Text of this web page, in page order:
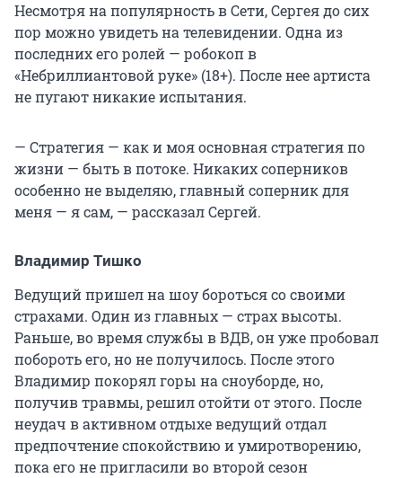
Несмотря на популярность в Сети, Сергея до сих
пор можно увидеть на телевидении. Одна из
последних его ролей — робокоп в
«Небриллиантовой руке» (18+). После нее артиста
не пугают никакие испытания.
— Стратегия — как и моя основная стратегия по
жизни — быть в потоке. Никаких соперников
особенно не выделяю, главный соперник для
меня — я сам, — рассказал Сергей.
Владимир Тишко
Ведущий пришел на шоу бороться со своими
страхами. Один из главных — страх высоты.
Раньше, во время службы в ВДВ, он уже пробовал
побороть его, но не получилось. После этого
Владимир покорял горы на сноуборде, но,
получив травмы, решил отойти от этого. После
неудач в активном отдыхе ведущий отдал
предпочтение спокойствию и умиротворению,
пока его не пригласили во второй сезон